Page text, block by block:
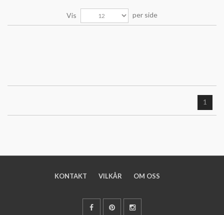
Vis per side
1
KONTAKT VILKÅR OM OSS